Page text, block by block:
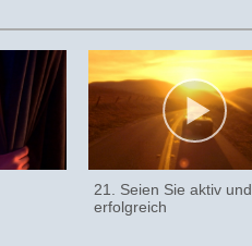
21. Seien Sie aktiv und
erfolgreich